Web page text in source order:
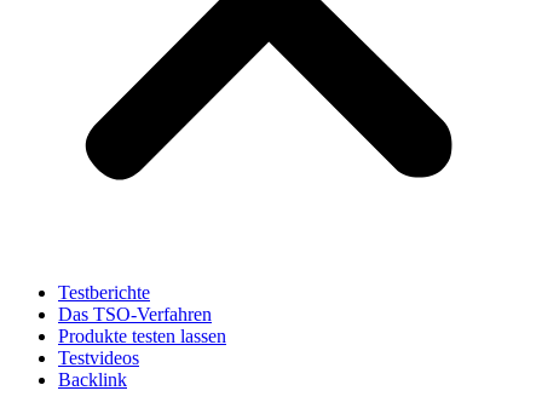
Testberichte
Das TSO-Verfahren
Produkte testen lassen
Testvideos
Backlink